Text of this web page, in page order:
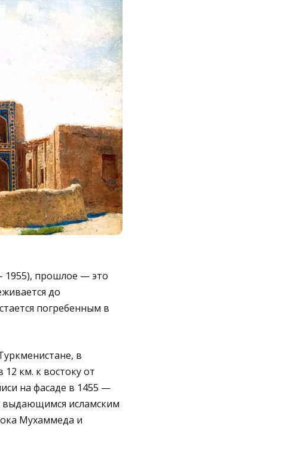
1955), прошлое — это
до
погребенным в
в
км. к востоку от
на фасаде в 1455 —
выдающимся исламским
Мухаммеда и